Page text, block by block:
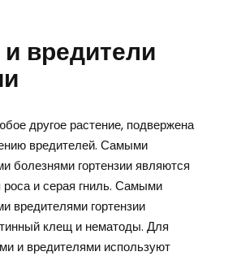
вредители
другое растение, подвержена
вредителей. Самыми
болезнями гортензии являются
роса и серая гниль. Самыми
вредителями гортензии
клещ и нематоды. Для
и вредителями используют